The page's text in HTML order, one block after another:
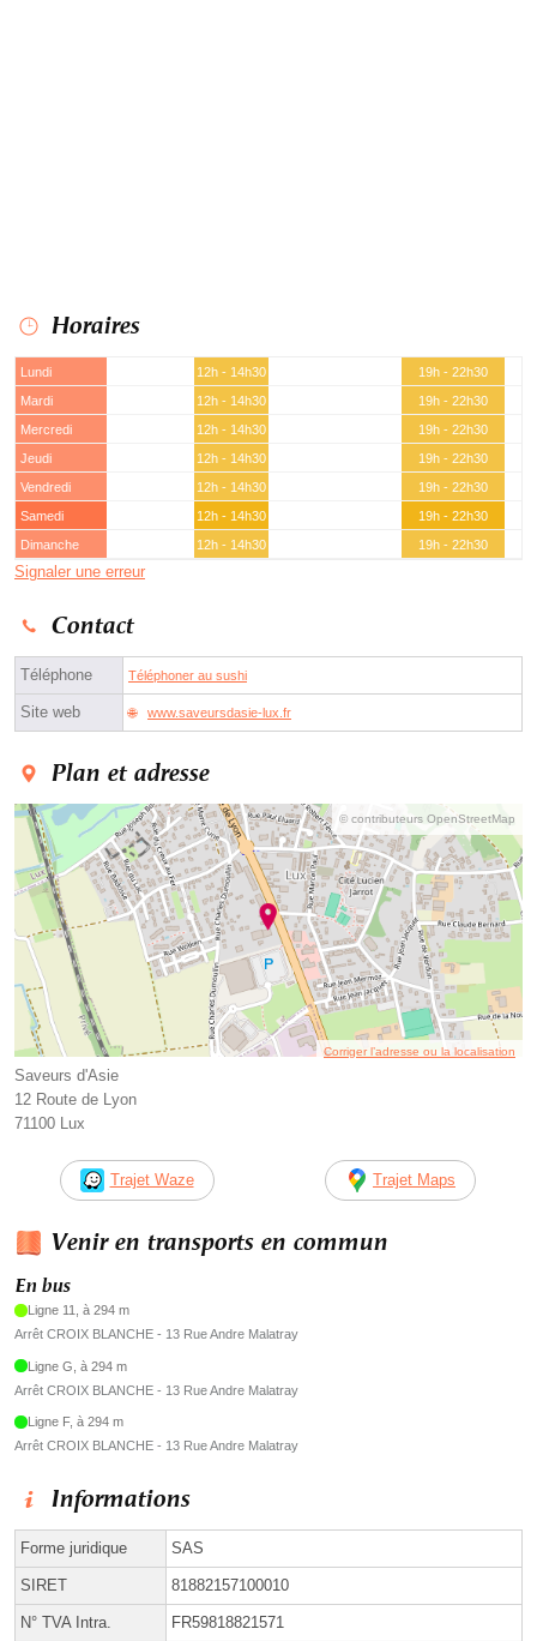
Horaires
Lundi 12h - 14h30
19h - 22h30
Mardi
12h - 14h30
19h - 22h30
Mercredi
12h - 14h30
19h - 22h30
Jeudi
12h - 14h30
19h - 22h30
Vendredi
12h - 14h30
19h - 22h30
Samedi
12h - 14h30
19h - 22h30
Dimanche
12h - 14h30 19h - 22h30
Signaler une erreur
Contact
Téléphone Téléphoner au sushi
Site web www.saveursdasie-lux.fr
Plan et adresse
© contributeurs OpenStreetMap
Corriger l’adresse ou la localisation
Saveurs d'Asie
12 Route de Lyon
71100 Lux
Trajet Waze Trajet Maps
Venir en transports en commun
En bus
Ligne 11, à 294 m
Arrêt CROIX BLANCHE - 13 Rue Andre Malatray
Ligne G, à 294 m
Arrêt CROIX BLANCHE - 13 Rue Andre Malatray
Ligne F, à 294 m
Arrêt CROIX BLANCHE - 13 Rue Andre Malatray
Informations
Forme juridique SAS
SIRET 81882157100010
N° TVA Intra. FR59818821571